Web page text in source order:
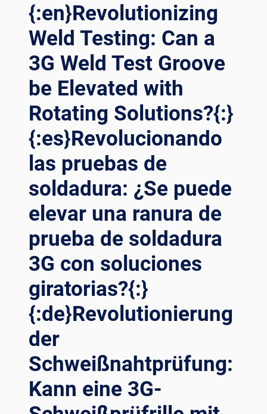
WELDING
WITH
CUTTING-
EDGE
WELDING
ROTATORS
{:en}Revolutionizing
Weld Testing: Can a
3G Weld Test Groove
be Elevated with
Rotating Solutions?{:}
{:es}Revolucionando
las pruebas de
soldadura: ¿Se puede
elevar una ranura de
prueba de soldadura
3G con soluciones
giratorias?{:}
{:de}Revolutionierung
der
Schweißnahtprüfung:
Kann eine 3G-